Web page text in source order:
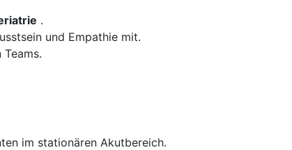
.
und Empathie mit.
im stationären Akutbereich.